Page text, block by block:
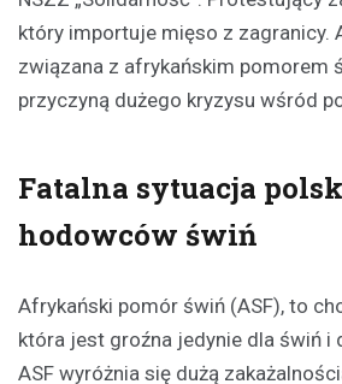
który importuje mięso z zagranicy.
związana z afrykańskim pomorem
przyczyną dużego kryzysu wśród
Fatalna sytuacja
hodowców świń
Afrykański pomór świń (ASF), to
która jest groźna jedynie dla świń i
ASF wyróżnia się dużą